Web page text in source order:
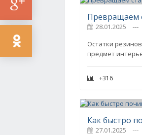
Превращаем
28.01.2025 ---
Остатки
предмет
+316
Как быстро
27.01.2025 ---